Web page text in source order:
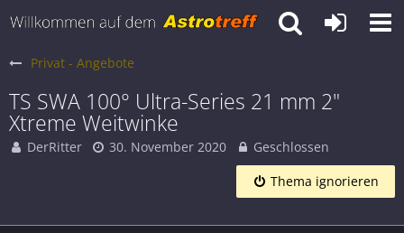
Privat - Angebote
TS SWA 100° Ultra-Series 21 mm 2"
Xtreme Weitwinke
DerRitter 30. November 2020
Geschlossen
Thema ignorieren